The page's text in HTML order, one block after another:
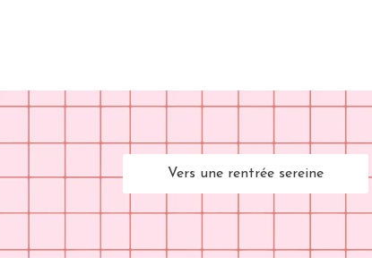
Vers une rentrée sereine